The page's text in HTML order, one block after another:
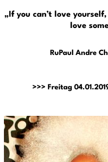
„If you can’t love
love
RuPaul Andre
>>> Freitag